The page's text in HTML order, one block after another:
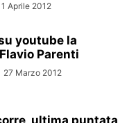
1 Aprile 2012
youtube la
Parenti
27 Marzo 2012